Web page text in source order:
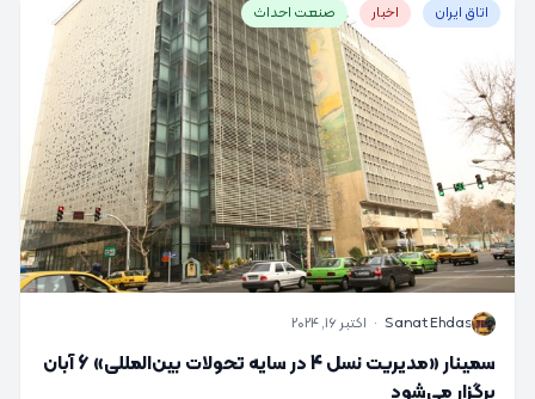
اتاق ایران اخبار صنعت احداث
S
Sanat Ehdas
· اکتبر 16, 2024
سمینار «مدیریت نسل 4 در سایه تحولات بین‌المللی» 6 آبان